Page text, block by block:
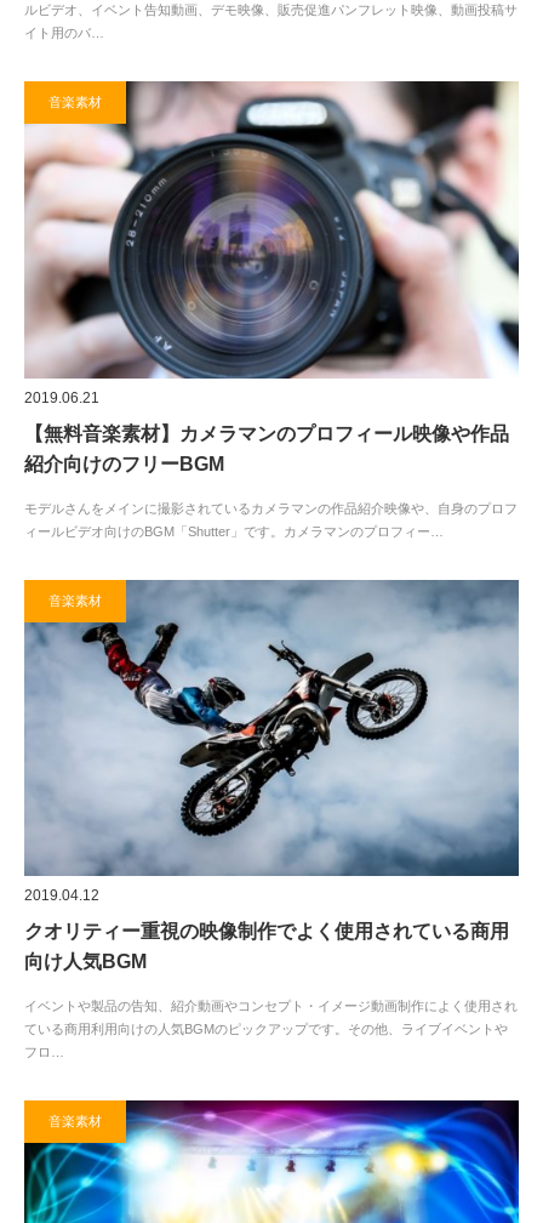
ルビデオ、イベント告知動画、デモ映像、販売促進パンフレット映像、動画投稿サ
イト用のバ…
音楽素材
2019.06.21
【無料音楽素材】カメラマンのプロフィール映像や作品
紹介向けのフリーBGM
モデルさんをメインに撮影されているカメラマンの作品紹介映像や、自身のプロフ
ィールビデオ向けのBGM「Shutter」です。カメラマンのプロフィー…
音楽素材
2019.04.12
クオリティー重視の映像制作でよく使用されている商用
向け人気BGM
イベントや製品の告知、紹介動画やコンセプト・イメージ動画制作によく使用され
ている商用利用向けの人気BGMのピックアップです。その他、ライブイベントや
フロ…
音楽素材